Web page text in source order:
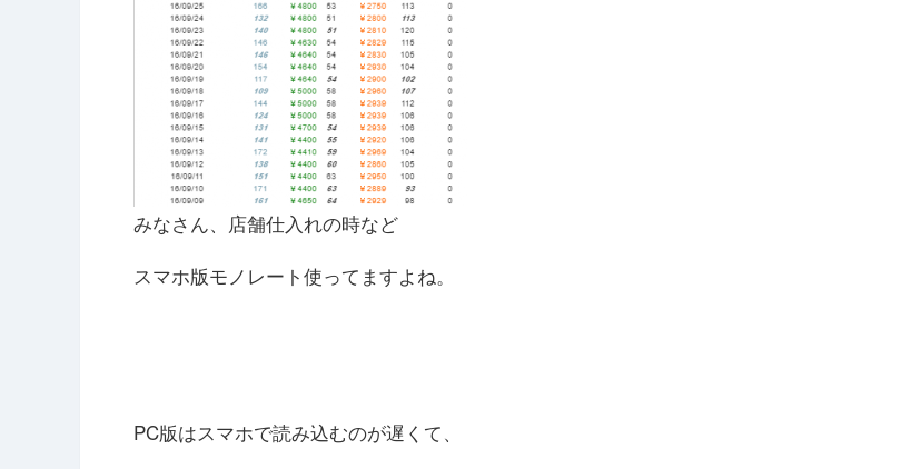
みなさん、店舗仕入れの時など
スマホ版モノレート使ってますよね。
PC版はスマホで読み込むのが遅くて、